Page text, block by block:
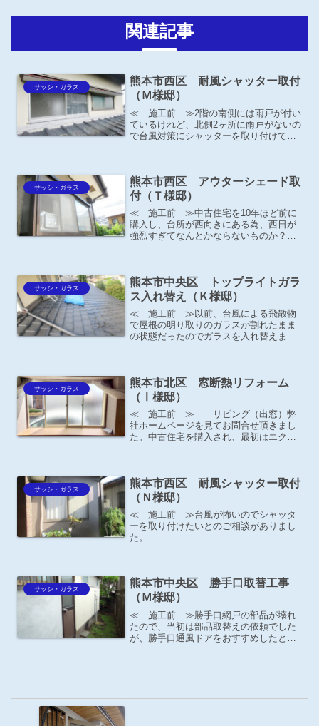
関連記事
サッシ・ガラス
熊本市西区 耐風シャッター取付
（Ｍ様邸）
≪ 施工前 ≫2階の南側には雨戸が付い
ているけれど、北側2ヶ所に雨戸がないの
で台風対策にシャッターを取り付けてほ
サッシ・ガラス
熊本市西区 アウターシェード取
付（Ｔ様邸）
≪ 施工前 ≫中古住宅を10年ほど前に
購入し、台所が西向きにある為、西日が
強烈すぎてなんとかならないものか？と
商品があります！」と...
サッシ・ガラス
熊本市中央区 トップライトガラ
ス入れ替え（Ｋ様邸）
≪ 施工前 ≫以前、台風による飛散物
で屋根の明り取りのガラスが割れたまま
の状態だったのでガラスを入れ替えまし
サッシ・ガラス
熊本市北区 窓断熱リフォーム
（Ⅰ様邸）
≪ 施工前 ≫ リビング（出窓）弊
社ホームページを見てお問合せ頂きまし
た。中古住宅を購入され、最初はエクス
後 ≫－お施主様の声－き...
サッシ・ガラス
熊本市西区 耐風シャッター取付
（Ｎ様邸）
≪ 施工前 ≫台風が怖いのでシャッタ
ーを取り付けたいとのご相談がありまし
た。
サッシ・ガラス
熊本市中央区 勝手口取替工事
（Ｍ様邸）
≪ 施工前 ≫勝手口網戸の部品が壊れ
たので、当初は部品取替えの依頼でした
が、勝手口通風ドアをおすすめしたとこ